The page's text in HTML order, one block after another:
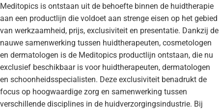
Meditopics is ontstaan uit de behoefte binnen de huidtherapie
aan een productlijn die voldoet aan strenge eisen op het gebied
van werkzaamheid, prijs, exclusiviteit en presentatie. Dankzij de
nauwe samenwerking tussen huidtherapeuten, cosmetologen
en dermatologen is de Meditopics productlijn ontstaan, die nu
exclusief beschikbaar is voor huidtherapeuten, dermatologen
en schoonheidsspecialisten. Deze exclusiviteit benadrukt de
focus op hoogwaardige zorg en samenwerking tussen
verschillende disciplines in de huidverzorgingsindustrie. Bij